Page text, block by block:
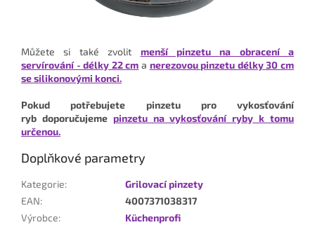
Můžete si také zvolit menší pinzetu na obracení a
servírování - délky 22 cm a nerezovou pinzetu délky 30 cm
se silikonovými konci.
Pokudpotřebujete pinzetu pro vykosťování
ryb doporučujeme pinzetu na vykosťování ryby k tomu
určenou.
Doplňkové parametry
Kategorie:
Grilovací pinzety
EAN:
4007371038317
Výrobce:
Küchenprofi